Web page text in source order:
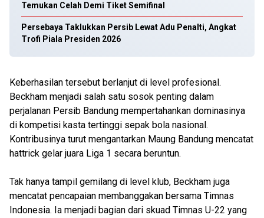
Temukan Celah Demi Tiket Semifinal
Persebaya Taklukkan Persib Lewat Adu Penalti, Angkat
Trofi Piala Presiden 2026
Keberhasilan tersebut berlanjut di level profesional.
Beckham menjadi salah satu sosok penting dalam
perjalanan Persib Bandung mempertahankan dominasinya
di kompetisi kasta tertinggi sepak bola nasional.
Kontribusinya turut mengantarkan Maung Bandung mencatat
hattrick gelar juara Liga 1 secara beruntun.
Tak hanya tampil gemilang di level klub, Beckham juga
mencatat pencapaian membanggakan bersama Timnas
Indonesia. Ia menjadi bagian dari skuad Timnas U-22 yang